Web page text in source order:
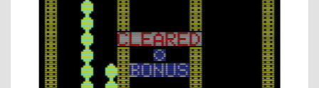
y
d
i